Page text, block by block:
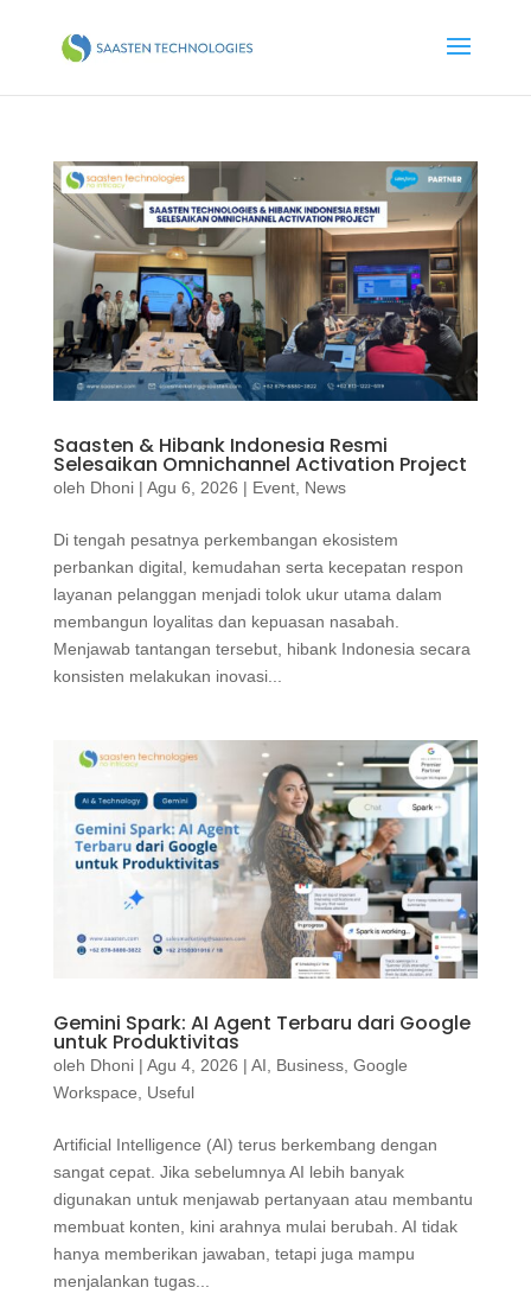
Saasten & Hibank Indonesia Resmi
Selesaikan Omnichannel Activation Project
oleh Dhoni| Agu 6, 2026 | Event, News
Di tengah pesatnya perkembangan ekosistem
perbankan digital, kemudahan serta kecepatan respon
layanan pelanggan menjadi tolok ukur utama dalam
membangun loyalitas dan kepuasan nasabah.
Menjawab tantangan tersebut, hibank Indonesia secara
konsisten melakukan inovasi...
Gemini Spark: AI Agent Terbaru dari Google
untuk Produktivitas
oleh Dhoni| Agu 4, 2026 | AI Business, Google
Workspace
Useful
Artificial Intelligence (AI) terus berkembang dengan
sangat cepat. Jika sebelumnya AI lebih banyak
digunakan untuk menjawab pertanyaan atau membantu
membuat konten, kini arahnya mulai berubah. AI tidak
hanya memberikan jawaban, tetapi juga mampu
menjalankan tugas...